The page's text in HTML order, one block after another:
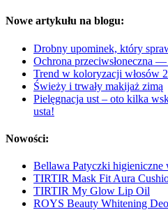
Nowe artykułu na blogu:
Drobny upominek, który
Ochrona przeciwsłoneczna
Trend w koloryzacji włosów
Świeży i trwały makijaż zimą
Pielęgnacja ust – oto kilka
usta!
Nowości:
Bellawa Patyczki higieniczne
TIRTIR Mask Fit Aura
TIRTIR My Glow Lip Oil
ROYS Beauty Whitening